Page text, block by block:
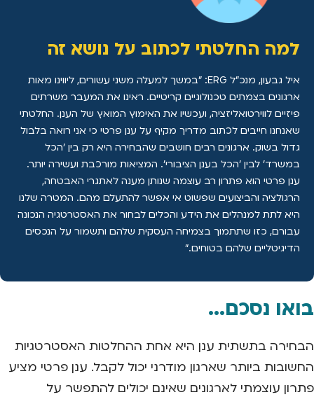
למה החלטתי לכתוב על נושא זה
איל גבעון, מנכ"ל ERG: "במשך למעלה משני עשורים, ליווינו מאות
ארגונים בצמתים טכנולוגיים קריטיים. ראינו את המעבר משרתים
פיזיים לווירטואליזציה, ועכשיו את האימוץ המואץ של הענן. החלטתי
שאנחנו חייבים לכתוב מדריך מקיף על ענן פרטי כי אני רואה בלבול
גדול בשוק. ארגונים רבים חושבים שהבחירה היא רק בין 'הכל
במשרד' לבין 'הכל בענן הציבורי'. המציאות מורכבת ועשירה יותר.
ענן פרטי הוא פתרון רב עוצמה שנותן מענה לאתגרי האבטחה,
הרגולציה והביצועים שפשוט אי אפשר להתעלם מהם. המטרה שלנו
היא לתת למנהלים את הידע והכלים לבחור את האסטרטגיה הנכונה
עבורם, כזו שתתמוך בצמיחה העסקית שלהם ותשמור על הנכסים
הדיגיטליים שלהם בטוחים."
בואו נסכם...
הבחירה בתשתית ענן היא אחת ההחלטות האסטרטגיות
החשובות ביותר שארגון מודרני יכול לקבל. ענן פרטי מציע
פתרון עוצמתי לארגונים שאינם יכולים להתפשר על